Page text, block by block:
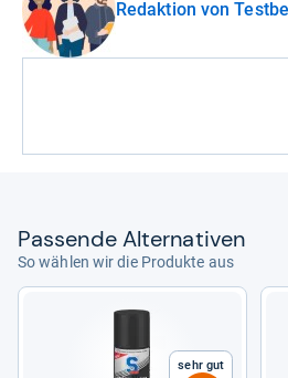
Redaktion von
Pas­sende Alter­na­ti­ven
So wählen wir die Produkte aus
Sehr gut